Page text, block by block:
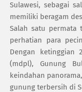
Sulawesi, sebagai
memiliki beragam
Salah satu permata
perhatian para
Dengan ketinggian
(mdpl), Gunung
keindahan
gunung terbersih di